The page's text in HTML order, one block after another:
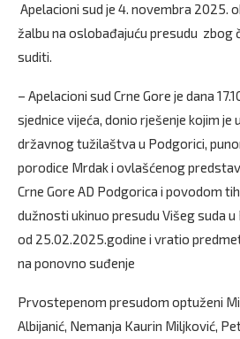
Apelacioni sud je 4. novembra 2025.
žalbu na oslobađajuću presudu zbog
suditi.
– Apelacioni sud Crne Gore je dana
sjednice vijeća, donio rješenje kojim je
državnog tužilaštva u Podgorici,
porodice Mrdak i ovlašćenog
Crne Gore AD Podgorica i povodom
dužnosti ukinuo presudu Višeg suda
od 25.02.2025.godine i vratio
na ponovno suđenje
Prvostepenom presudom optuženi
Albijanić, Nemanja Kaurin Miljković,